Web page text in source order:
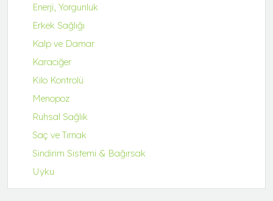
Enerji, Yorgunluk
Erkek Sağlığı
Kalp ve Damar
Karaciğer
Kilo Kontrolü
Menopoz
Ruhsal Sağlık
Saç ve Tırnak
Sindirim Sistemi & Bağırsak
Uyku